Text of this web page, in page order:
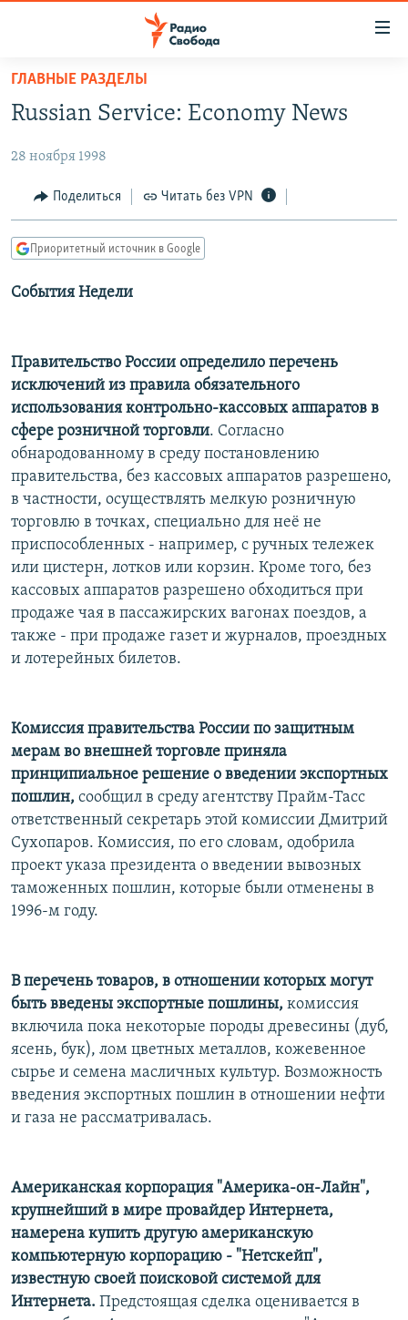
упрощенного
доступа
содержанию
Вернутся
навигации
поиску
АВТОРСКИЕ ПРОЕКТЫ
ЦИТАТЫ СВОБОДЫ
КУЛЬТУРА
IDEL.РЕАЛИИ
СЕВЕР.РЕАЛИИ
СИБИРЬ.РЕАЛИИ
РАСПИСАНИЕ ВЕЩАНИЯ
ПОДПИШИТЕСЬ НА РАССЫЛКУ
СОЦИАЛЬНЫЕ СЕТИ
Все сайты РСЕ/РС
ГЛАВНЫЕ РАЗДЕЛЫ
Russian Service: Economy News
28 ноября 1998
Поделиться Читать без VPN
Приоритетный источник в Google
События Недели
Правительство России определило перечень
исключений из правила обязательного
использования контрольно-кассовых аппаратов в
сфере розничной торговли. Согласно
обнародованному в среду постановлению
правительства, без кассовых аппаратов разрешено,
в частности, осуществлять мелкую розничную
торговлю в точках, специально для неё не
приспособленных - например, с ручных тележек
или цистерн, лотков или корзин. Кроме того, без
кассовых аппаратов разрешено обходиться при
продаже чая в пассажирских вагонах поездов, а
также - при продаже газет и журналов, проездных
и лотерейных билетов.
Комиссия правительства России по защитным
мерам во внешней торговле приняла
принципиальное решение о введении экспортных
пошлин, сообщил в среду агентству Прайм-Тасс
ответственный секретарь этой комиссии Дмитрий
Сухопаров. Комиссия, по его словам, одобрила
проект указа президента о введении вывозных
таможенных пошлин, которые были отменены в
1996-м году.
В перечень товаров, в отношении которых могут
быть введены экспортные пошлины, комиссия
включила пока некоторые породы древесины (дуб,
ясень, бук), лом цветных металлов, кожевенное
сырье и семена масличных культур. Возможность
введения экспортных пошлин в отношении нефти
и газа не рассматривалась.
Американская корпорация "Америка-он-Лайн",
крупнейший в мире провайдер Интернета,
намерена купить другую американскую
компьютерную корпорацию - "Нетскейп",
известную своей поисковой системой для
Интернета. Предстоящая сделка оценивается в